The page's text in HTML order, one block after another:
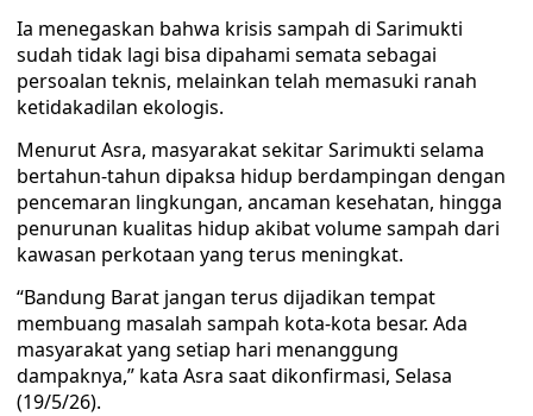
Ia menegaskan bahwa krisis sampah di Sarimukti
sudah tidak lagi bisa dipahami semata sebagai
persoalan teknis, melainkan telah memasuki ranah
ketidakadilan ekologis.
Menurut Asra, masyarakat sekitar Sarimukti selama
bertahun-tahun dipaksa hidup berdampingan dengan
pencemaran lingkungan, ancaman kesehatan, hingga
penurunan kualitas hidup akibat volume sampah dari
kawasan perkotaan yang terus meningkat.
“Bandung Barat jangan terus dijadikan tempat
membuang masalah sampah kota-kota besar. Ada
masyarakat yang setiap hari menanggung
dampaknya,” kata Asra saat dikonfirmasi, Selasa
(19/5/26).